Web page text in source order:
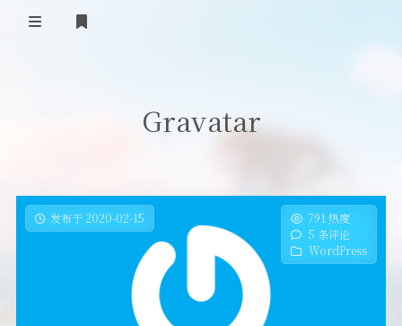
友情链接
Gravatar
发布于 2020-02-15
791 热度
5 条评论
WordPress